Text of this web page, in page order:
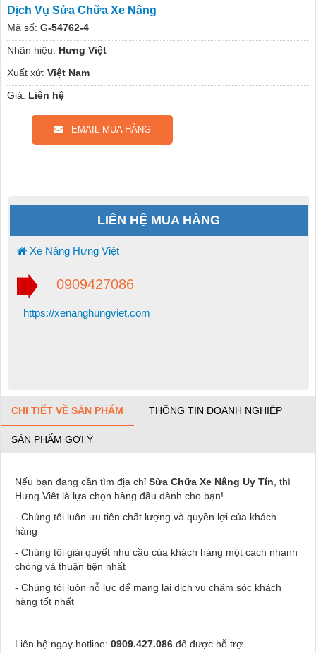
Dịch Vụ Sửa Chữa Xe Nâng
Mã số: G-54762-4
Nhãn hiệu: Hưng Việt
Xuất xứ: Việt Nam
Giá: Liên hệ
EMAIL MUA HÀNG
LIÊN HỆ MUA HÀNG
Xe Nâng Hưng Việt
0909427086
https://xenanghungviet.com
CHI TIẾT VỀ SẢN PHẨM THÔNG TIN DOANH NGHIỆP
SẢN PHẨM GỢI Ý
Nếu bạn đang cần tìm địa chỉ Sửa Chữa Xe Nâng Uy Tín, thì
Hưng Viêt là lựa chọn hàng đầu dành cho bạn!
- Chúng tôi luôn ưu tiên chất lượng và quyền lợi của khách
hàng
- Chúng tôi giải quyết nhu cầu của khách hàng một cách nhanh
chóng và thuận tiện nhất
- Chúng tôi luôn nỗ lực để mang lại dịch vụ chăm sóc khách
hàng tốt nhất
Liên hệ ngay hotline: 0909.427.086 để được hỗ trợ